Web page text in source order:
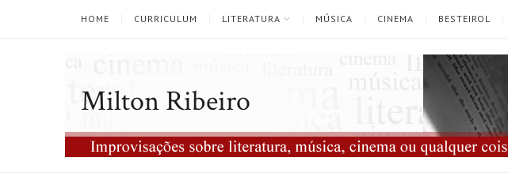
HOME CURRICULUM LITERATURA MÚSICA CINEMA BESTEIROL
Milton Ribeiro